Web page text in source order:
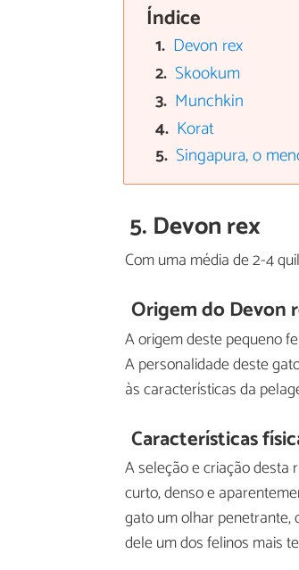
Índice
Devon rex
Skookum
Munchkin
Korat
Singapura, o
5. Devon rex
Com uma média de 2-4
Origem do Devon
A origem deste pequeno
A personalidade deste
às características da
Características
A seleção e criação desta
curto, denso e
gato um olhar penetrante,
dele um dos felinos mais